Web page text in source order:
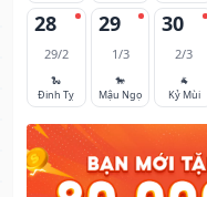
28
29/2
🐍
Đinh Tỵ
29
1/3
🐎
Mậu Ngọ
30
2/3
🐐
Kỷ Mùi